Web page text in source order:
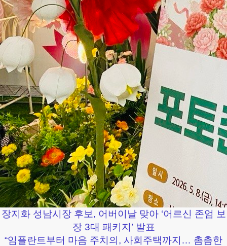
장지화 성남시장 후보, 어버이날 맞아 ‘어르신 존엄 보
장 3대 패키지’ 발표
“임플란트부터 마음 주치의, 사회주택까지… 촘촘한